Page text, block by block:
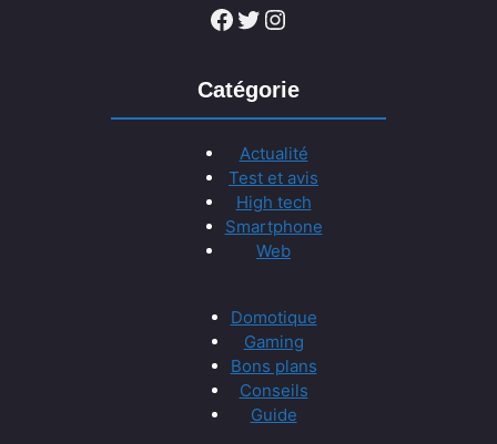
Facebook Twitter Instagram
Catégorie
Actualité
Test et avis
High tech
Smartphone
Web
Domotique
Gaming
Bons plans
Conseils
Guide